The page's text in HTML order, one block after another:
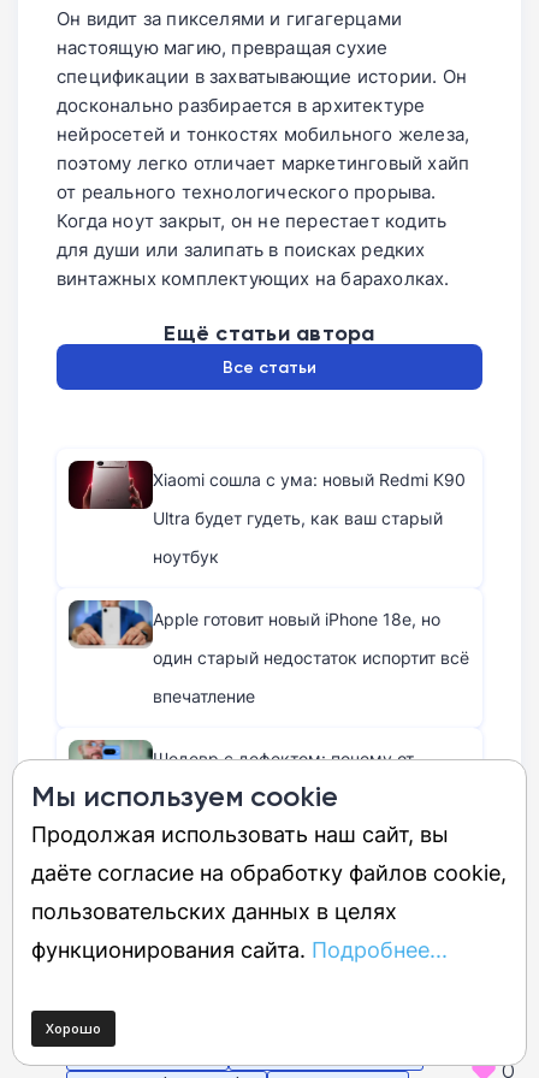
скачиванием обеспечьте стабильное и
высокоскоростное подключение к сети.
Он видит за пикселями и гигагерцами
настоящую магию, превращая сухие
спецификации в захватывающие истории. Он
досконально разбирается в архитектуре
нейросетей и тонкостях мобильного железа,
поэтому легко отличает маркетинговый хайп
от реального технологического прорыва.
Когда ноут закрыт, он не перестает кодить
для души или залипать в поисках редких
винтажных комплектующих на барахолках.
Ещё статьи автора
Все статьи
Xiaomi сошла с ума: новый Redmi K90
Ultra будет гудеть, как ваш старый
ноутбук
Apple готовит новый iPhone 18e, но
один старый недостаток испортит всё
впечатление
Шедевр с дефектом: почему от
идеального Pixel 10 хочется
избавиться в первый же день
Теги: 0
Мы используем cookie
Продолжая использовать наш сайт, вы
даёте согласие на обработку файлов cookie,
пользовательских данных в целях
функционирования сайта. Подробнее...